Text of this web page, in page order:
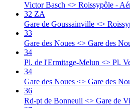
Victor Basch <> Roissypôle -
32 ZA
Gare de Goussainville <>
33
Gare des Noues <> Gare des
34
Pl. de l'Ermitage-Melun <> Pl.
34
Gare des Noues <> Gare des
36
Rd-pt de Bonneuil <> Gare de